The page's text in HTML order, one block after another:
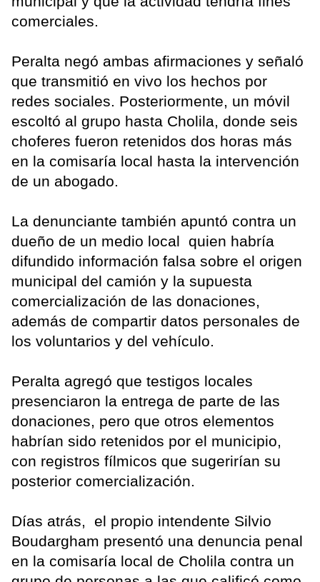
comerciales.
Peralta negó ambas afirmaciones y señaló
que transmitió en vivo los hechos por
redes sociales. Posteriormente, un móvil
escoltó al grupo hasta Cholila, donde seis
choferes fueron retenidos dos horas más
en la comisaría local hasta la intervención
de un abogado.
La denunciante también apuntó contra un
dueño de un medio local quien habría
difundido información falsa sobre el origen
municipal del camión y la supuesta
comercialización de las donaciones,
además de compartir datos personales de
los voluntarios y del vehículo.
Peralta agregó que testigos locales
presenciaron la entrega de parte de las
donaciones, pero que otros elementos
habrían sido retenidos por el municipio,
con registros fílmicos que sugerirían su
posterior comercialización.
Días atrás, el propio intendente Silvio
Boudargham presentó una denuncia penal
en la comisaría local de Cholila contra un